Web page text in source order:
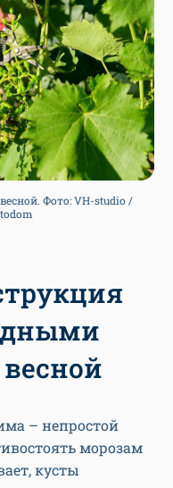
Фото: VH-studio /
– непростой
морозам
кусты